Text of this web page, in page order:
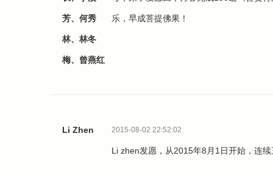
芳、何秀
林、林冬
梅、曾燕红
乐，早成菩提佛果！
Li Zhen 2015-08-02 22:52:02
Li zhen发愿，从2015年8月1日开始，连